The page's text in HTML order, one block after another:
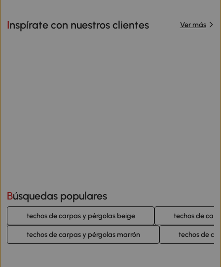
Inspírate con nuestros clientes Ver más
Búsquedas populares
techos de carpas y pérgolas beige techos de
techos de carpas y pérgolas marrón techos de